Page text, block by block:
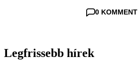
0 KOMMENT
Legfrissebb hírek